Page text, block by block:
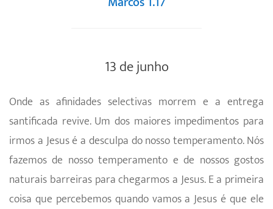
13 de junho
Onde as afinidades selectivas morrem e a entrega
santificada revive. Um dos maiores impedimentos para
irmos a Jesus é a desculpa do nosso temperamento. Nós
fazemos de nosso temperamento e de nossos gostos
naturais barreiras para chegarmos a Jesus. E a primeira
coisa que percebemos quando vamos a Jesus é que ele